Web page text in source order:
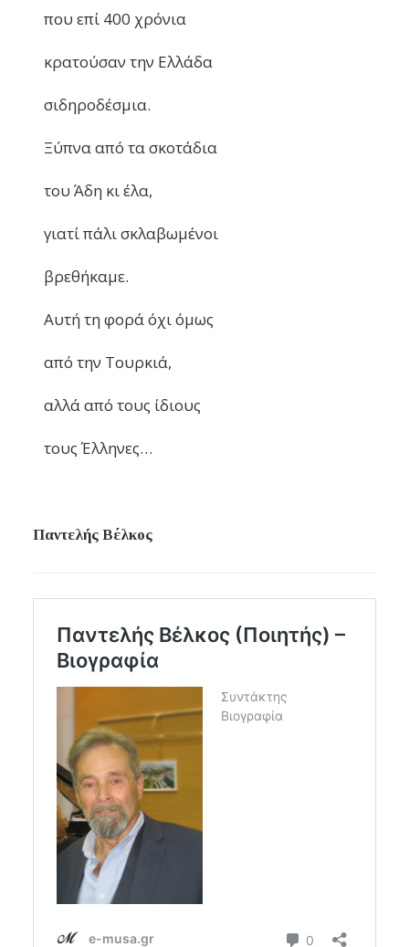
που επί 400 χρόνια
κρατούσαν την Ελλάδα
σιδηροδέσμια.
Ξύπνα από τα σκοτάδια
του Άδη κι έλα,
γιατί πάλι σκλαβωμένοι
βρεθήκαμε.
Αυτή τη φορά όχι όμως
από την Τουρκιά,
αλλά από τους ίδιους
τους Έλληνες…
Παντελής Βέλκος